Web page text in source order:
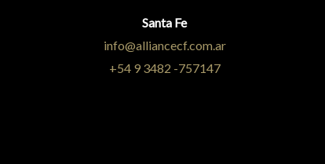
Santa Fe
info@alliancecf.com.ar
+54 9 3482 -757147